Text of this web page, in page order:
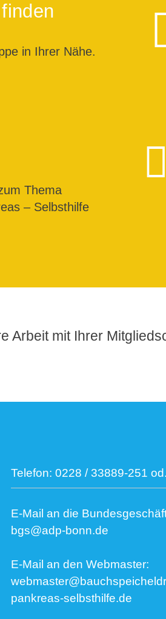
in Ihrer Nähe.
Thema
– Selbsthilfe
Arbeit mit Ihrer
Telefon: 0228 / 33889-251
E-Mail an die
bgs@adp-bonn.de
E-Mail an den Webmaster:
pankreas-selbsthilfe.de